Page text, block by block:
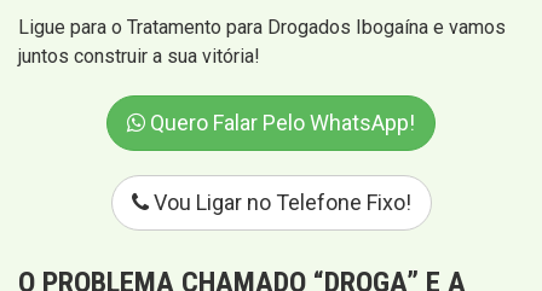
Ligue para o Tratamento para Drogados Ibogaína e vamos
juntos construir a sua vitória!
Quero Falar Pelo WhatsApp!
Vou Ligar no Telefone Fixo!
O PROBLEMA CHAMADO “DROGA” E A